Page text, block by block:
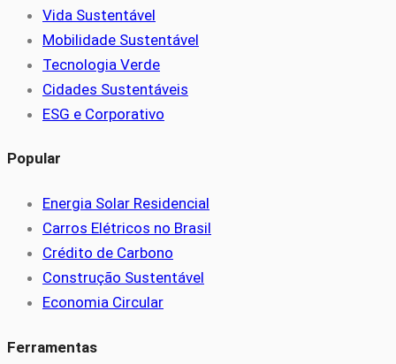
Vida Sustentável
Mobilidade Sustentável
Tecnologia Verde
Cidades Sustentáveis
ESG e Corporativo
Popular
Energia Solar Residencial
Carros Elétricos no Brasil
Crédito de Carbono
Construção Sustentável
Economia Circular
Ferramentas